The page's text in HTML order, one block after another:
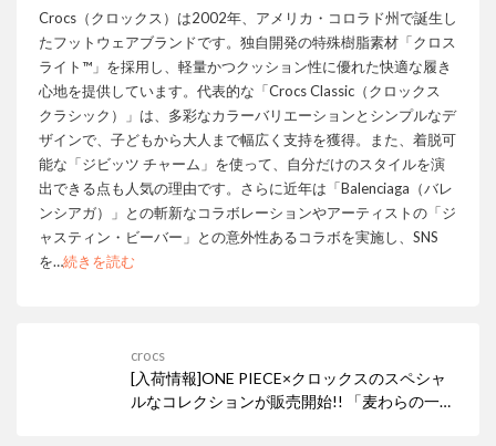
Crocs（クロックス）は2002年、アメリカ・コロラド州で誕生し
たフットウェアブランドです。独自開発の特殊樹脂素材「クロス
ライト™」を採用し、軽量かつクッション性に優れた快適な履き
心地を提供しています。代表的な「Crocs Classic（クロックス
クラシック）」は、多彩なカラーバリエーションとシンプルなデ
ザインで、子どもから大人まで幅広く支持を獲得。また、着脱可
能な「ジビッツ チャーム」を使って、自分だけのスタイルを演
出できる点も人気の理由です。さらに近年は「Balenciaga（バレ
ンシアガ）」との斬新なコラボレーションやアーティストの「ジ
ャスティン・ビーバー」との意外性あるコラボを実施し、SNS
を…続きを読む
crocs
[入荷情報]ONE PIECE×クロックスのスペシャ
ルなコレクションが販売開始!! 「麦わらの一